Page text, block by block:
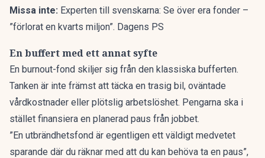
Missa inte: Experten till svenskarna: Se över era fonder –
”förlorat en kvarts miljon”. Dagens PS
En buffert med ett annat syfte
En burnout-fond skiljer sig från den klassiska bufferten.
Tanken är inte främst att täcka en trasig bil, oväntade
vårdkostnader eller plötslig arbetslöshet. Pengarna ska i
stället finansiera en planerad paus från jobbet.
”En utbrändhetsfond är egentligen ett väldigt medvetet
sparande där du räknar med att du kan behöva ta en paus”,